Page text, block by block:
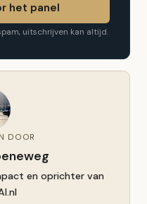
het panel
uitschrijven kan altijd.
DOOR
en oprichter van